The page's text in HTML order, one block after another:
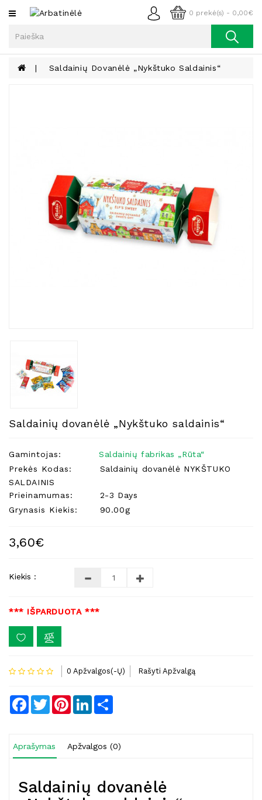
0 prekė(s) - 0,00€
Kategorijos
Kava
Becukriai
Saldėsiai
Kosmetika
Higienos
Kūdikiams
Reikalai
Indai
Dovanos
Saldainių Dovanėlė „Nykštuko Saldainis“
Saldainių dovanėlė „Nykštuko saldainis“
Gamintojas:
Saldainių fabrikas „Rūta“
Prekės Kodas:
Saldainių dovanėlė NYKŠTUKO
SALDAINIS
Prieinamumas:
2-3 Days
Grynasis Kiekis:
90.00g
3,60€
Kiekis :
*** IŠPARDUOTA ***
0 Apžvalgos(-Ų) Rašyti Apžvalgą
Facebook
TwitterPinterestLinkedIn
Aprašymas Apžvalgos (0)
Saldainių dovanėlė